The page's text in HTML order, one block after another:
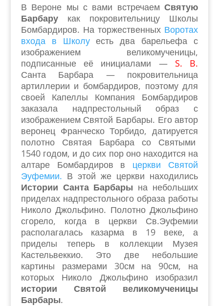
В Вероне мы с вами встречаемСвятую
Барбарукак покровительницу Школы
Бомбардиров. На торжественных Воротах
входа в Школуесть два барельефа с
изображением великомученицы,
подписанные её инициалами —S. B.
Санта Барбара — покровительница
артиллерии и бомбардиров, поэтому для
своей Капеллы Компания Бомбардиров
заказала надпрестольный образ с
изображением Святой Барбары. Его автор
веронец Франческо Торбидо, датируется
полотно Святая Барбара со Святыми
1540 годом, и до сих пор оно находится на
алтаре Бомбардиров в церкви Святой
Эуфемии. В этой же церкви находились
Истории Санта Барбары на небольших
приделах надпрестольного образа работы
Николо Джольфино. Полотно Джольфино
сгорело, когда в церкви Св.Эуфемии
располагалась казарма в 19 веке, а
приделы теперь в коллекции Музея
Кастельвеккио. Это две небольшие
картины размерами 30см на 90см, на
которых Николо Джольфино изобразил
истории Святой великомученицы
Барбары.